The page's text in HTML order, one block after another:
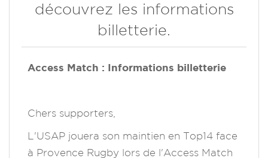
découvrez les informations
billetterie.
Access Match : Informations billetterie
Chers supporters,
L'USAP jouera son maintien en Top14 face
à Provence Rugby lors de l'Access Match